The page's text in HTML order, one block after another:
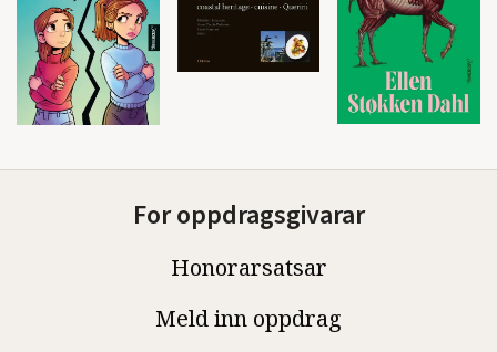
For oppdragsgivarar
Honorarsatsar
Meld inn oppdrag